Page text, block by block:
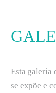
Esta galeria
se expõe e